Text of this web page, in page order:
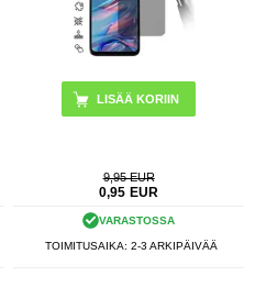
9,95 EUR
0,95 EUR
VARASTOSSA
TOIMITUSAIKA: 2-3 ARKIPÄIVÄÄ